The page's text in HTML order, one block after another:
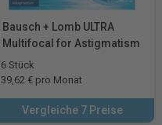
Bausch + Lomb ULTRA
Multifocal for Astigmatism
6 Stück
39,62 € pro Monat
Vergleiche 7 Preise